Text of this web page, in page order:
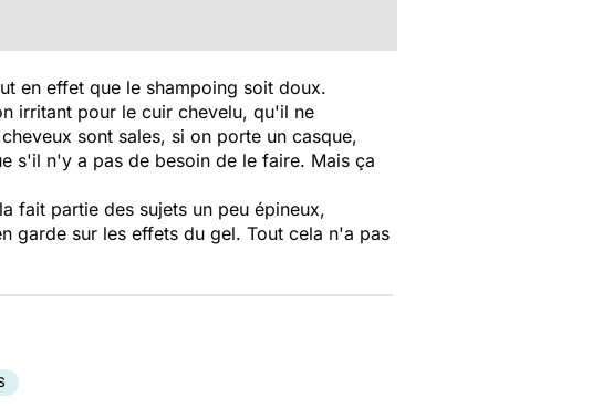
en effet que le shampoing soit doux.
irritant pour le cuir chevelu, qu'il ne
sont sales, si on porte un casque,
s'il n'y a pas de besoin de le faire. Mais ça
fait partie des sujets un peu épineux,
garde sur les effets du gel. Tout cela n'a pas